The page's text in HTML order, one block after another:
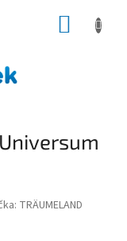
TRÄUMELAND